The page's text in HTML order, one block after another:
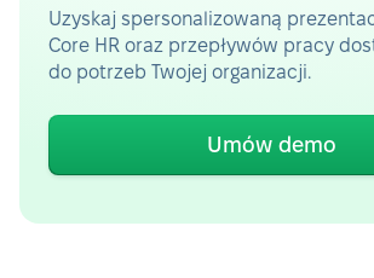
Uzyskaj spersonalizowaną
Core HR oraz przepływów pracy
do potrzeb Twojej organizacji.
Umów demo